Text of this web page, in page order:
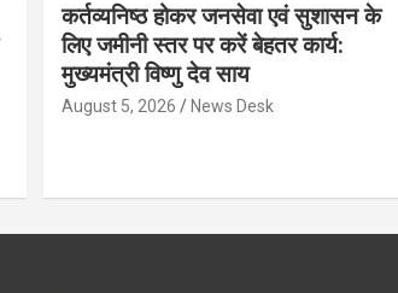
कर्तव्यनिष्ठ होकर जनसेवा एवं सुशासन के
लिए जमीनी स्तर पर करें बेहतर कार्य:
मुख्यमंत्री विष्णु देव साय
August 5, 2026 News Desk